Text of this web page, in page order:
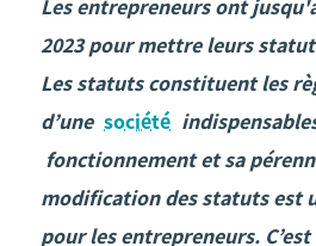
Les entrepreneurs ont
2023 pour mettre leurs
Les statuts constituent les
d’une société
fonctionnement et sa
modification des statuts est
pour les entrepreneurs.